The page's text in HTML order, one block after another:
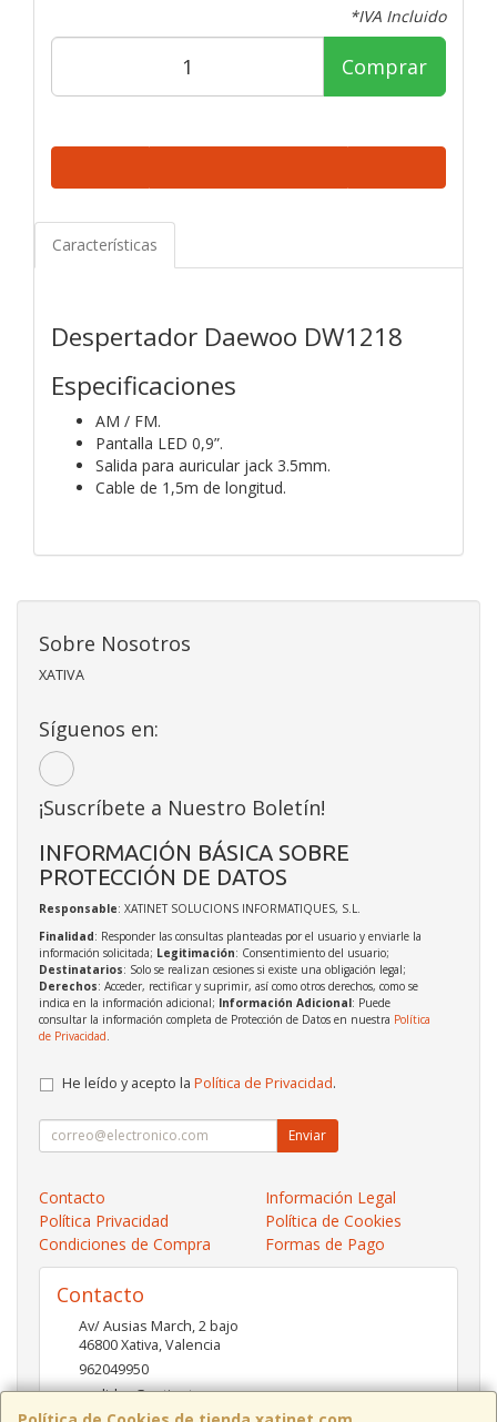
*IVA Incluido
Comprar
Características
Despertador Daewoo DW1218
Especificaciones
AM / FM.
Pantalla LED 0,9”.
Salida para auricular jack 3.5mm.
Cable de 1,5m de longitud.
Sobre Nosotros
XATIVA
Síguenos en:
¡Suscríbete a Nuestro Boletín!
INFORMACIÓN BÁSICA SOBRE
PROTECCIÓN DE DATOS
Responsable: XATINET SOLUCIONS INFORMATIQUES, S.L.
Finalidad: Responder las consultas planteadas por el usuario y enviarle la
información solicitada; Legitimación: Consentimiento del usuario;
Destinatarios: Solo se realizan cesiones si existe una obligación legal;
Derechos: Acceder, rectificar y suprimir, así como otros derechos, como se
indica en la información adicional; Información Adicional: Puede
consultar la información completa de Protección de Datos en nuestra Política
de Privacidad
He leído y acepto la Política de Privacidad.
Enviar
Contacto
Información Legal
Política Privacidad
Política de Cookies
Condiciones de Compra
Formas de Pago
Contacto
Av/ Ausias March, 2 bajo
46800Xativa,Valencia
962049950
pedidos@xatinet.com